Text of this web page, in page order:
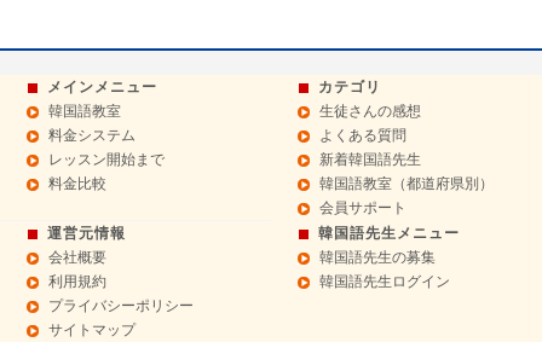
メインメニュー
韓国語教室
料金システム
レッスン開始まで
料金比較
カテゴリ
生徒さんの感想
よくある質問
新着韓国語先生
韓国語教室（都道府県別）
会員サポート
運営元情報
会社概要
利用規約
プライバシーポリシー
サイトマップ
韓国語先生メニュー
韓国語先生の募集
韓国語先生ログイン